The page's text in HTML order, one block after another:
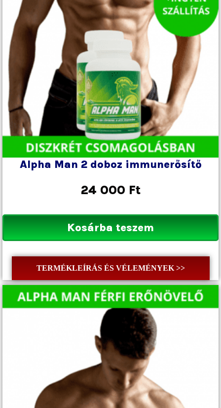
Alpha Man 2 doboz immunerősítő
24 000 Ft
Kosárba teszem
TERMÉKLEÍRÁS ÉS VÉLEMÉNYEK >>